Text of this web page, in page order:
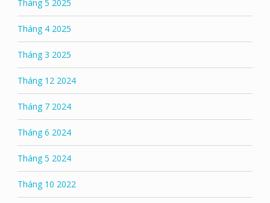
Tháng 5 2025
Tháng 4 2025
Tháng 3 2025
Tháng 12 2024
Tháng 7 2024
Tháng 6 2024
Tháng 5 2024
Tháng 10 2022